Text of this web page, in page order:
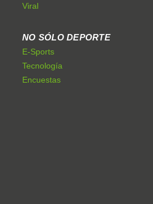
Viral
NO SÓLO DEPORTE
E-Sports
Tecnología
Encuestas